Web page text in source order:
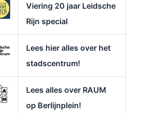
Viering 20 jaar Leidsche
Rijn special
Lees hier alles over het
stadscentrum!
Lees alles over RAUM
op Berlijnplein!